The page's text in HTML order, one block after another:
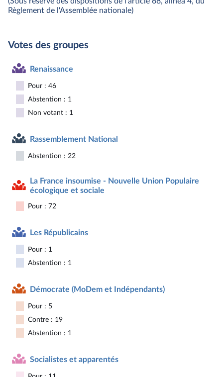
Règlement de l'Assemblée nationale)
Votes des groupes
Renaissance
Pour : 46
Abstention : 1
Non votant : 1
Rassemblement National
Abstention : 22
La France insoumise - Nouvelle Union Populaire
écologique et sociale
Pour : 72
Les Républicains
Pour : 1
Abstention : 1
Démocrate (MoDem et Indépendants)
Pour : 5
Contre : 19
Abstention : 1
Socialistes et apparentés